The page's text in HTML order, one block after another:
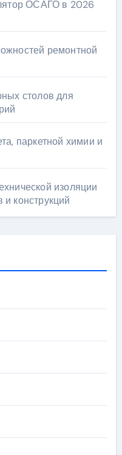
ОСАГО в 2026
ремонтной
столов для
паркетной химии и
изоляции
конструкций